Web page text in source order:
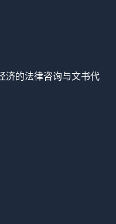
济的法律咨询与文书代